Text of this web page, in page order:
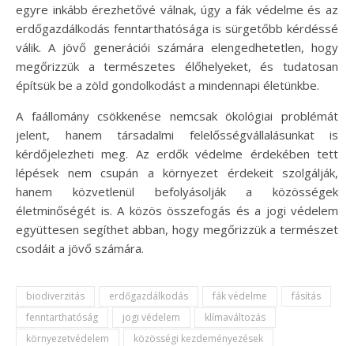
egyre inkább érezhetővé válnak, úgy a fák védelme és az
erdőgazdálkodás fenntarthatósága is sürgetőbb kérdéssé
válik. A jövő generációi számára elengedhetetlen, hogy
megőrizzük a természetes élőhelyeket, és tudatosan
építsük be a zöld gondolkodást a mindennapi életünkbe.
A faállomány csökkenése nemcsak ökológiai problémát
jelent, hanem társadalmi felelősségvállalásunkat is
kérdőjelezheti meg. Az erdők védelme érdekében tett
lépések nem csupán a környezet érdekeit szolgálják,
hanem közvetlenül befolyásolják a közösségek
életminőségét is. A közös összefogás és a jogi védelem
együttesen segíthet abban, hogy megőrizzük a természet
csodáit a jövő számára.
biodiverzitás erdőgazdálkodás fák védelme
fásítás
fenntarthatóság
jogi védelem
klímaváltozás
környezetvédelem
közösségi kezdeményezések